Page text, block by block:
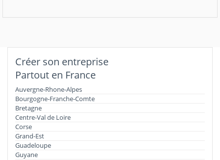
Créer son entreprise
Partout en France
Auvergne-Rhone-Alpes
Bourgogne-Franche-Comte
Bretagne
Centre-Val de Loire
Corse
Grand-Est
Guadeloupe
Guyane